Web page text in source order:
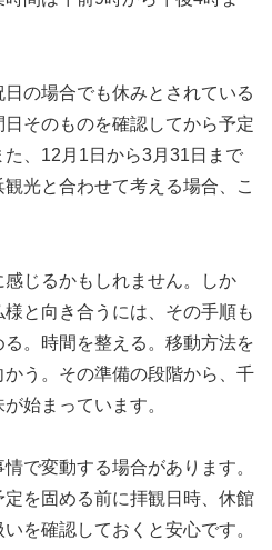
の場合でも休みとされている
そのものを確認してから予定
、12月1日から3月31日まで
光と合わせて考える場合、こ
じるかもしれません。しか
と向き合うには、その手順も
。時間を整える。移動方法を
う。その準備の段階から、千
始まっています。
で変動する場合があります。
を固める前に拝観日時、休館
を確認しておくと安心です。